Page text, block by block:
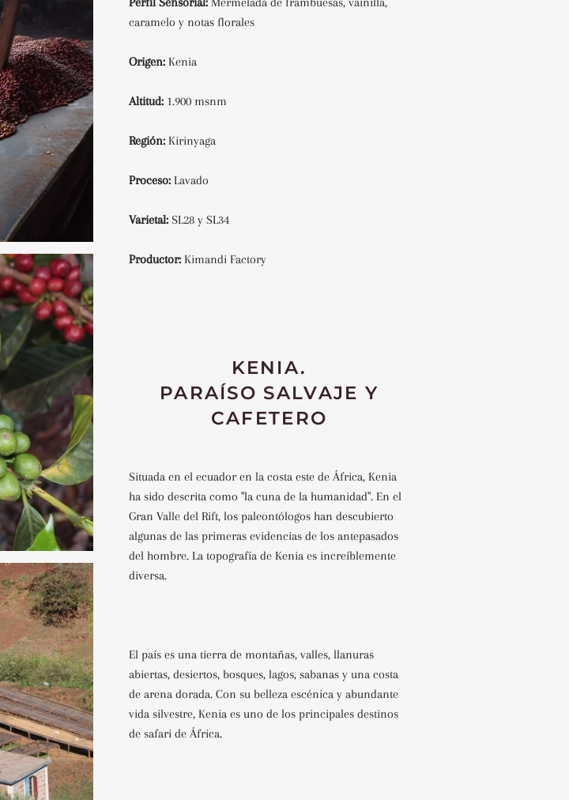
caramelo y notas florales
Origen:Kenia
Altitud: 1.900 msnm
Región: Kirinyaga
Proceso:Lavado
Varietal:SL28 y SL34
Productor: Kimandi Factory
KENIA.
PARAÍSO SALVAJE Y
CAFETERO
Situada en el ecuador en la costa este de África, Kenia
ha sido descrita como "la cuna de la humanidad". En el
Gran Valle del Rift, los paleontólogos han descubierto
algunas de las primeras evidencias de los antepasados ​​
del hombre. La topografía de Kenia es increíblemente
diversa.
El país es una tierra de montañas, valles, llanuras
abiertas, desiertos, bosques, lagos, sabanas y una costa
de arena dorada. Con su belleza escénica y abundante
vida silvestre, Kenia es uno de los principales destinos
de safari de África.